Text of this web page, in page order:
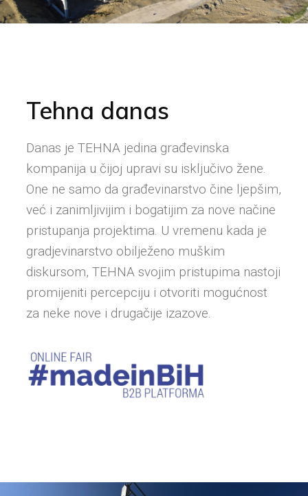
Tehna danas
Danas je TEHNA jedina građevinska
kompanija u čijoj upravi su isključivo žene.
One ne samo da građevinarstvo čine ljepšim,
već i zanimljivijim i bogatijim za nove načine
pristupanja projektima. U vremenu kada je
gradjevinarstvo obilježeno muškim
diskursom, TEHNA svojim pristupima nastoji
promijeniti percepciju i otvoriti mogućnost
za neke nove i drugačije izazove.